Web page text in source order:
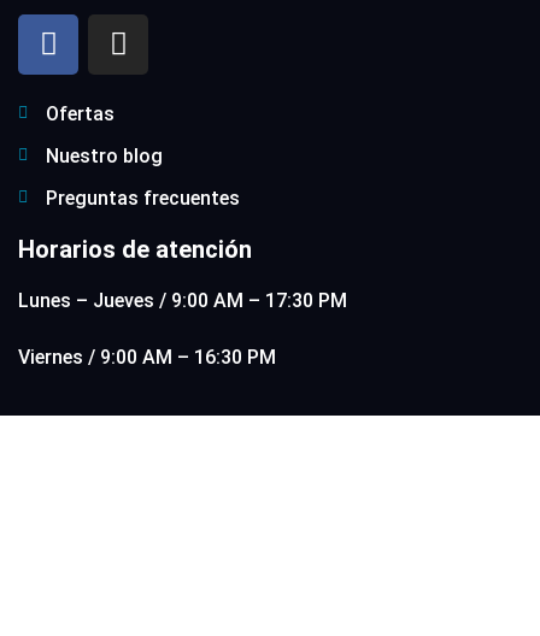
Ofertas
Nuestro blog
Preguntas frecuentes
Horarios de atención
Lunes – Jueves / 9:00 AM – 17:30 PM
Viernes / 9:00 AM – 16:30 PM